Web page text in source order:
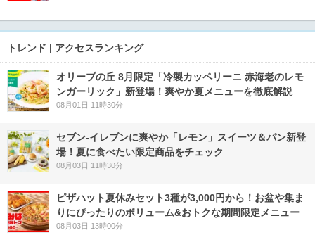
トレンド | アクセスランキング
オリーブの丘 8月限定「冷製カッペリーニ 赤海老のレモ
ンガーリック」新登場！爽やか夏メニューを徹底解説
08月01日 11時30分
セブン‐イレブンに爽やか「レモン」スイーツ＆パン新登
場！夏に食べたい限定商品をチェック
08月03日 11時30分
ピザハット夏休みセット3種が3,000円から！お盆や集ま
りにぴったりのボリューム&おトクな期間限定メニュー
08月03日 13時00分